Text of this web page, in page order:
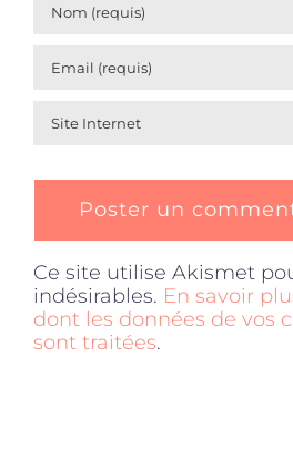
Ce site utilise Akismet
indésirables. En savoir
dont les données de vos
sont traitées.